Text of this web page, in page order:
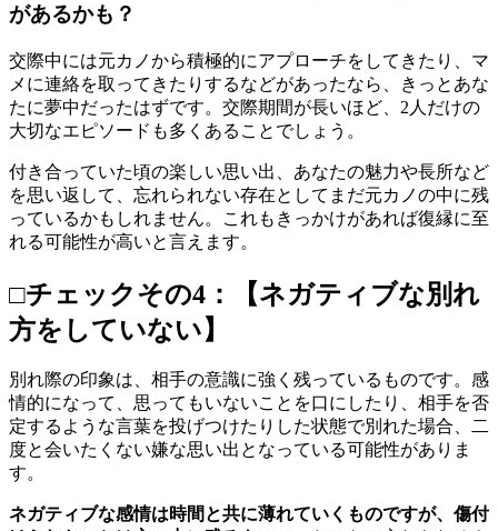
があるかも？
交際中には元カノから積極的にアプローチをしてきたり、マ
メに連絡を取ってきたりするなどがあったなら、きっとあな
たに夢中だったはずです。交際期間が長いほど、2人だけの
大切なエピソードも多くあることでしょう。
付き合っていた頃の楽しい思い出、あなたの魅力や長所など
を思い返して、忘れられない存在としてまだ元カノの中に残
っているかもしれません。これもきっかけがあれば復縁に至
れる可能性が高いと言えます。
□チェックその4：【ネガティブな別れ
方をしていない】
別れ際の印象は、相手の意識に強く残っているものです。感
情的になって、思ってもいないことを口にしたり、相手を否
定するような言葉を投げつけたりした状態で別れた場合、二
度と会いたくない嫌な思い出となっている可能性がありま
す。
ネガティブな感情は時間と共に薄れていくものですが、傷付